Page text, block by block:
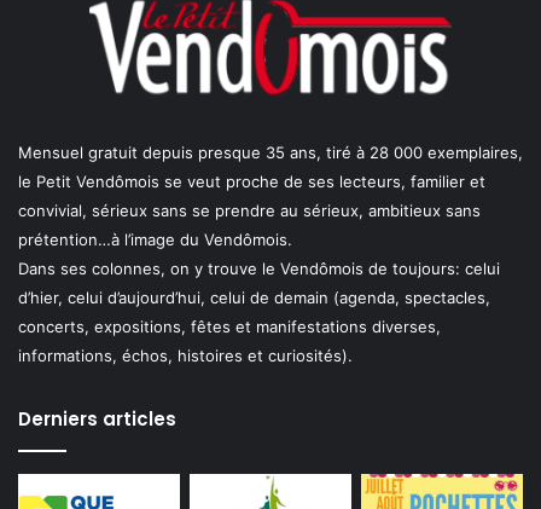
Mensuel gratuit depuis presque 35 ans, tiré à 28 000 exemplaires,
le Petit Vendômois se veut proche de ses lecteurs, familier et
convivial, sérieux sans se prendre au sérieux, ambitieux sans
prétention…à l’image du Vendômois.
Dans ses colonnes, on y trouve le Vendômois de toujours: celui
d’hier, celui d’aujourd’hui, celui de demain (agenda, spectacles,
concerts, expositions, fêtes et manifestations diverses,
informations, échos, histoires et curiosités).
Derniers articles